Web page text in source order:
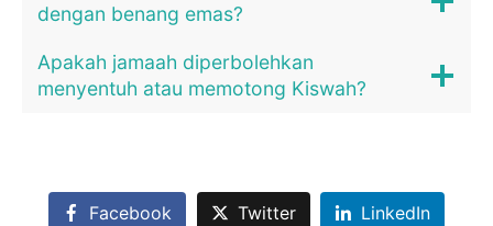
dengan benang emas?
Apakah jamaah diperbolehkan
menyentuh atau memotong Kiswah?
Facebook Twitter LinkedIn